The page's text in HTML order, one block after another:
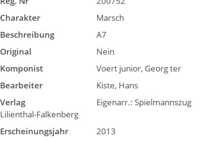
Charakter
Marsch
Beschreibung
A7
Original
Nein
Komponist
Voert junior, Georg ter
Bearbeiter
Kiste, Hans
Verlag
Eigenarr.: Spielmannszug
Lilienthal-Falkenberg
Erscheinungsjahr
2013